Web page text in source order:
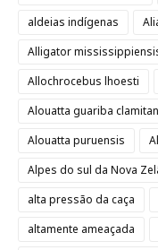
aldeias indígenas
Alligator
Allochrocebus lhoesti
Alouatta guariba
Alouatta puruensis
Alpes do sul da Nova
alta pressão da caça
altamente ameaçada